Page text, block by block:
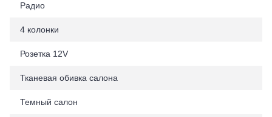
Радио
4 колонки
Розетка 12V
Тканевая обивка салона
Темный салон